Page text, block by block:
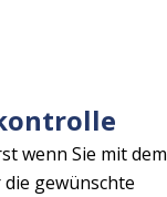
wenn Sie mit dem
gewünschte